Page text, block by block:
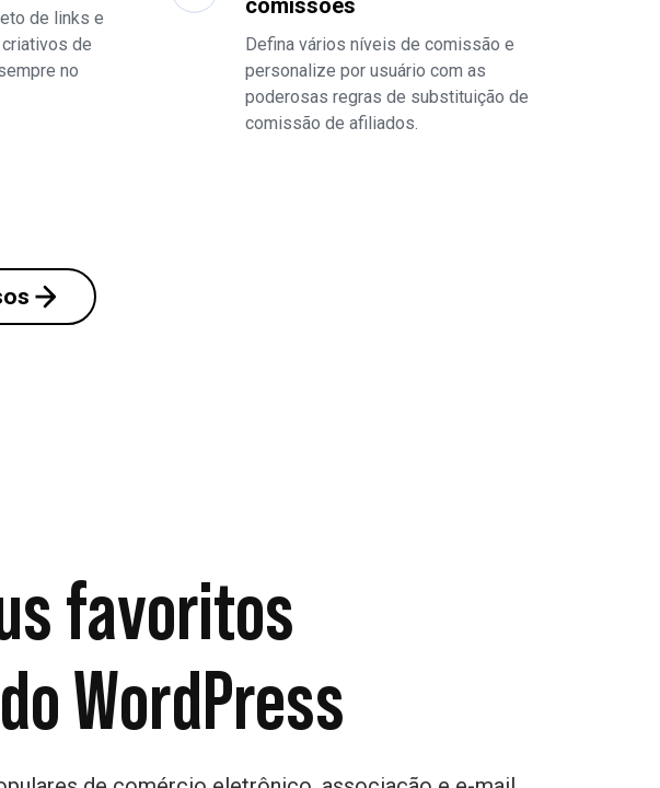
de links e
de
no
comissões
Defina vários níveis de comissão e
personalize por usuário com as
poderosas regras de substituição de
comissão de afiliados.
favoritos
WordPress